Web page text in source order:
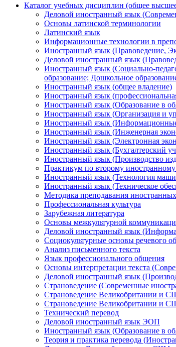
Каталог учебных дисциплин (общее
Деловой иностранный язык
Основы латинской терминологии
Латинский язык
Информационные технологии в
Иностранный язык (Правоведение,
Деловой иностранный язык
Иностранный язык (Социально-
образование; Дошкольное
Иностранный язык (общее владение)
Иностранный язык
Иностранный язык (Образование в
Иностранный язык (Организация и
Иностранный язык
Иностранный язык (Инженерная
Иностранный язык (Электронная
Иностранный язык (Бухгалтерский
Иностранный язык (Производство
Практикум по второму
Иностранный язык (Технология
Иностранный язык (Техническое
Методика преподавания
Профессиональная культура
Зарубежная литература
Основы межкультурной
Деловой иностранный язык
Социокультурные основы речевого
Анализ письменного текста
Язык профессионального общения
Основы интерпретации текста
Деловой иностранный язык
Страноведение (Современные
Страноведение Великобритании и
Страноведение Великобритании и
Технический перевод
Деловой иностранный язык ЭОП
Иностранный язык (Образование в
Теория и практика перевода